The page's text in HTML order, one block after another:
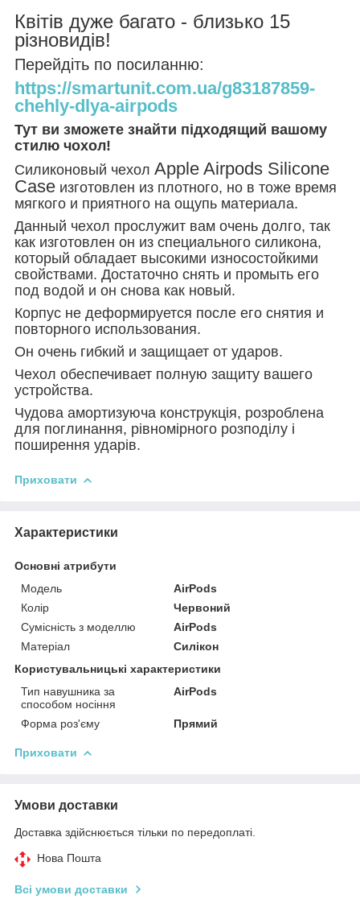
Квітів дуже багато - близько 15
різновидів!
Перейдіть по посиланню:
https://smartunit.com.ua/g83187859-
chehly-dlya-airpods
Тут ви зможете знайти підходящий вашому
стилю чохол!
Силиконовый чехол Apple Airpods Silicone
Case изготовлен из плотного, но в тоже время
мягкого и приятного на ощупь материала.
Данный чехол прослужит вам очень долго, так
как изготовлен он из специального силикона,
который обладает высокими износостойкими
свойствами. Достаточно снять и промыть его
под водой и он снова как новый.
Корпус не деформируется после его снятия и
повторного использования.
Он очень гибкий и защищает от ударов.
Чехол обеспечивает полную защиту вашего
устройства.
Чудова амортизуюча конструкція, розроблена
для поглинання, рівномірного розподілу і
поширення ударів.
Приховати
Характеристики
Основні атрибути
Модель
AirPods
Колір
Червоний
Сумісність з моделлю
AirPods
Матеріал
Силікон
Користувальницькі характеристики
Тип навушника за
способом носіння
AirPods
Форма роз'єму Прямий
Приховати
Умови доставки
Доставка здійснюється тільки по передоплаті.
Нова Пошта
Всі умови доставки